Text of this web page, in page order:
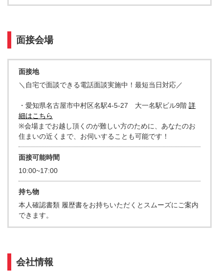
面接会場
面接地
＼自宅で面談できる電話面談実施中！最短当日対応／
・愛知県名古屋市中村区名駅4-5-27 大一名駅ビル9階 詳
細はこちら
※会場までお越し頂くのが難しい方のために、あなたのお
住まいの近くまで、お伺いすることも可能です！
面接可能時間
10:00~17:00
持ち物
本人確認書類 履歴書をお持ちいただくとスムーズにご案内
できます。
会社情報